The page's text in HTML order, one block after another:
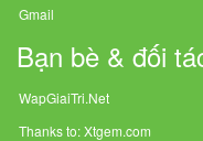
Gmail
Bạn bè & đối
WapGiaiTri.Net
Thanks to: Xtgem.com